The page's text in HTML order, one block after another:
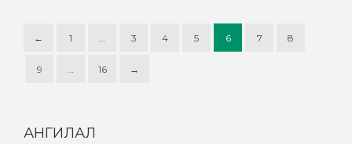
← 1 … 3 4 5 6 7 8
9 … 16 →
АНГИЛАЛ